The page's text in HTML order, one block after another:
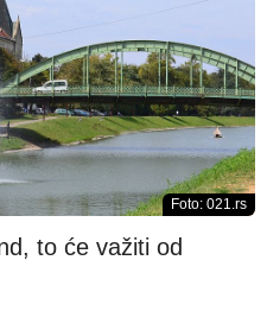
Foto: 021.rs
to će važiti od